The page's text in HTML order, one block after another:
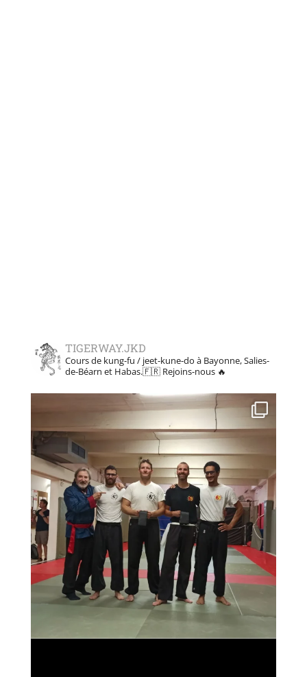
TIGERWAY.JKD
Cours de kung-fu / jeet-kune-do à Bayonne, Salies-
de-Béarn et Habas.🇫🇷 Rejoins-nous 🔥